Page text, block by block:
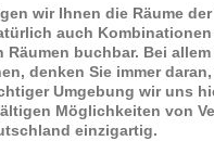
wir Ihnen die Räume
auch
Räumen buchbar. Bei
denken Sie immer
Umgebung wir uns
Möglichkeiten von
einzigartig.